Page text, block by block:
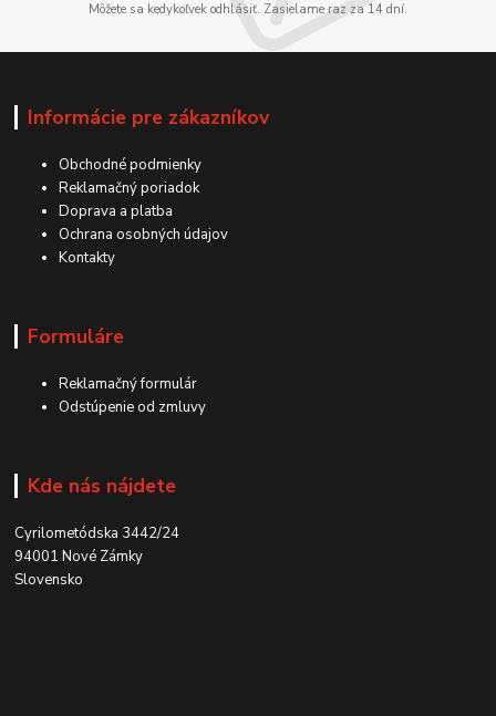
Môžete sa kedykoľvek odhlásiť. Zasielame raz za 14 dní.
Informácie pre zákazníkov
Obchodné podmienky
Reklamačný poriadok
Doprava a platba
Ochrana osobných údajov
Kontakty
Formuláre
Reklamačný formulár
Odstúpenie od zmluvy
Kde nás nájdete
Cyrilometódska 3442/24
94001 Nové Zámky
Slovensko